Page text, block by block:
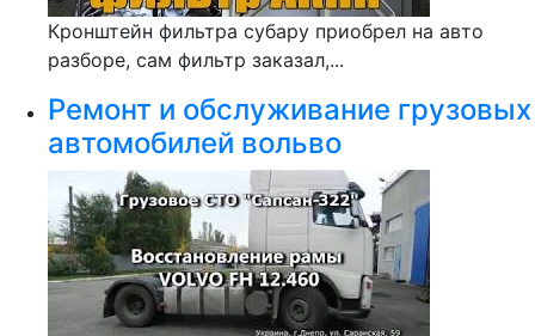
Кронштейн фильтра субару приобрел на авто
разборе, сам фильтр заказал,...
Ремонт и обслуживание грузовых
автомобилей вольво